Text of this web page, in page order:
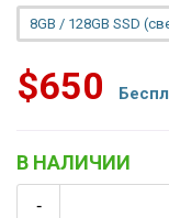
8GB / 128GB SSD
$650
В НАЛИЧИИ
-